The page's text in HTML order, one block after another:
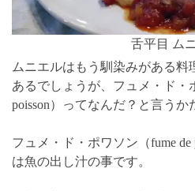
舌平目 ム
ムニエルはもう馴染みがある
あるでしょうが、フュメ・ド・
poisson）ってなんだ？と言うか
フュメ・ド・ポワソン（fume
は魚の出し汁の事です。